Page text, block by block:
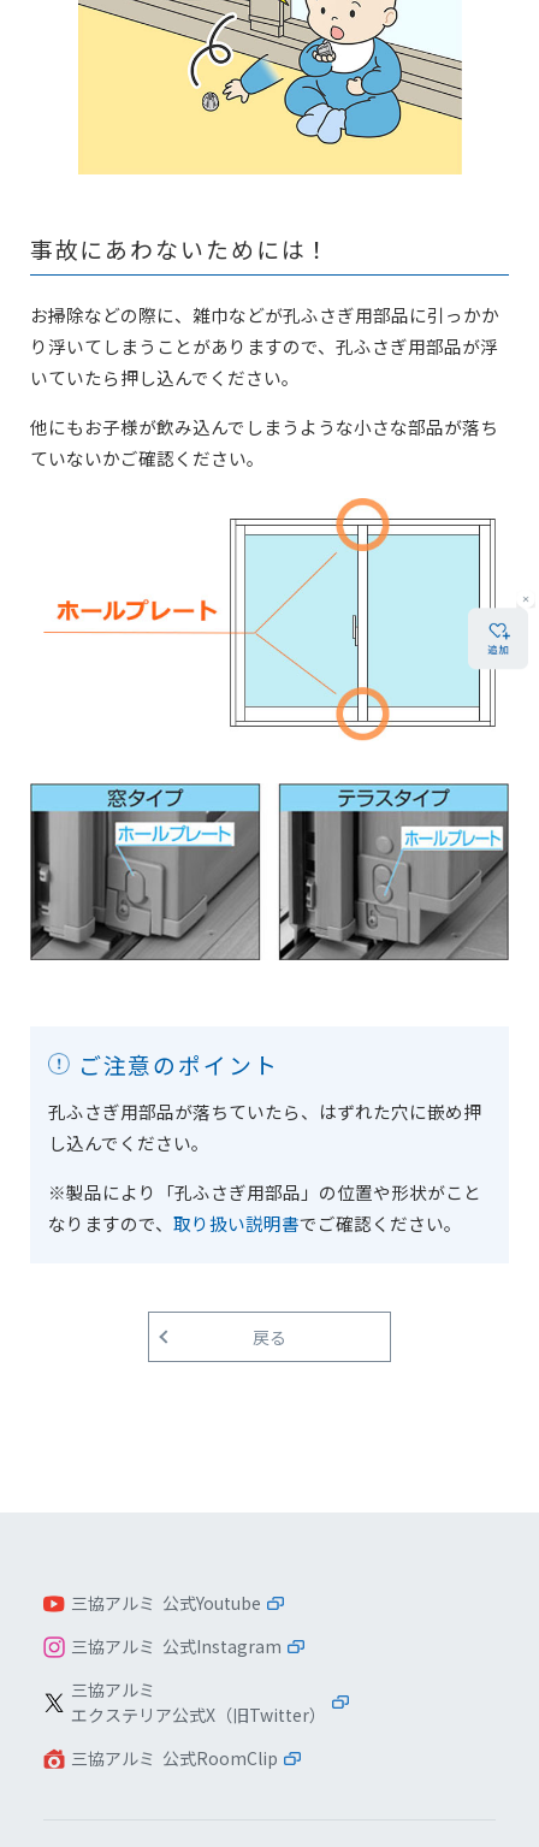
事故にあわないためには！
お掃除などの際に、雑巾などが孔ふさぎ用部品に引っかか
り浮いてしまうことがありますので、孔ふさぎ用部品が浮
いていたら押し込んでください。
他にもお子様が飲み込んでしまうような小さな部品が落ち
ていないかご確認ください。
ご注意のポイント
孔ふさぎ用部品が落ちていたら、はずれた穴に嵌め押
し込んでください。
※製品により「孔ふさぎ用部品」の位置や形状がこと
なりますので、 取り扱い説明書でご確認ください。
戻る
三協アルミ 公式Youtube
三協アルミ 公式Instagram
三協アルミ
エクステリア公式X（旧Twitter）
三協アルミ 公式RoomClip